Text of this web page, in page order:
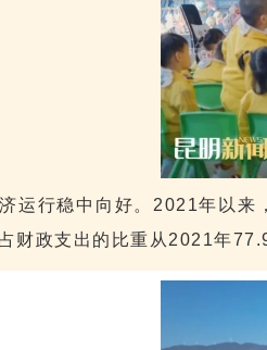
运行稳中向好。2021年以
财政支出的比重从2021年